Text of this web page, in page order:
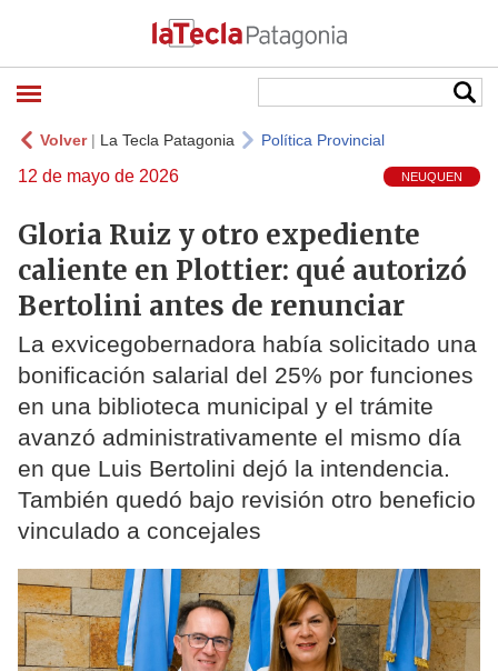
Volver| La Tecla Patagonia Política Provincial
12 de mayo de 2026 NEUQUEN
Gloria Ruiz y otro expediente
caliente en Plottier: qué autorizó
Bertolini antes de renunciar
La exvicegobernadora había solicitado una
bonificación salarial del 25% por funciones
en una biblioteca municipal y el trámite
avanzó administrativamente el mismo día
en que Luis Bertolini dejó la intendencia.
También quedó bajo revisión otro beneficio
vinculado a concejales